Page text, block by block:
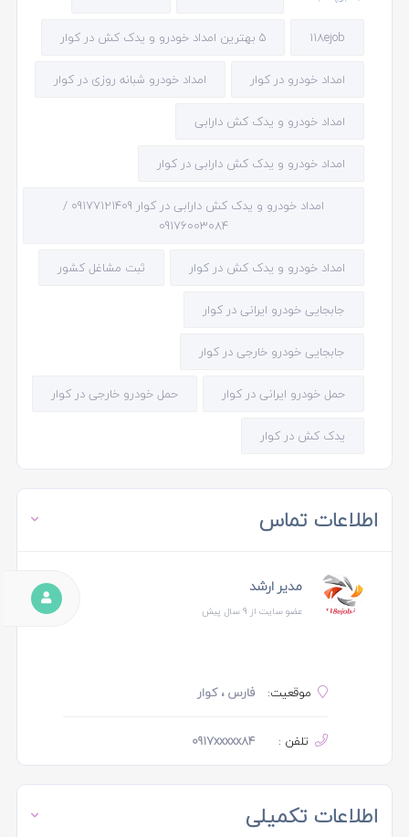
118ejob 5 بهترین امداد خودرو و یدک کش در کوار
امداد خودرو در کوار امداد خودرو شبانه روزی در کوار
امداد خودرو و یدک کش دارابی
امداد خودرو و یدک کش دارابی در کوار
امداد خودرو و یدک کش دارابی در کوار 09177121409 /
09176003084
امداد خودرو و یدک کش در کوار ثبت مشاغل کشور
جابجایی خودرو ایرانی در کوار
جابجایی خودرو خارجی در کوار
حمل خودرو ایرانی در کوار حمل خودرو خارجی در کوار
یدک کش در کوار
اطلاعات تماس
مدیر ارشد
عضو سایت از 9 سال پیش
موقعیت: فارس ، کوار
تلفن : 0917xxxxx84
اطلاعات تکمیلی